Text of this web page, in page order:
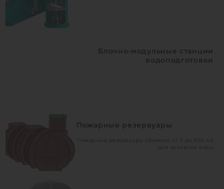
Блочно-модульные станции
водоподготовки
Пожарные резервуары
Пожарные резервуары объемом от 3 до 300 м3
для хранения воды